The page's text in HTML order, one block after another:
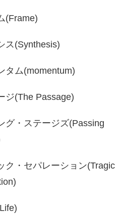
(Frame)
ス(Synthesis)
タム(momentum)
ジ(The Passage)
グ・ステージズ(Passing
ク・セパレーション(Tragic